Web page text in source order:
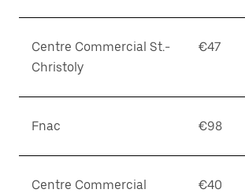
Centre Commercial St.-
Christoly
€47
Fnac €98
Centre Commercial
€40